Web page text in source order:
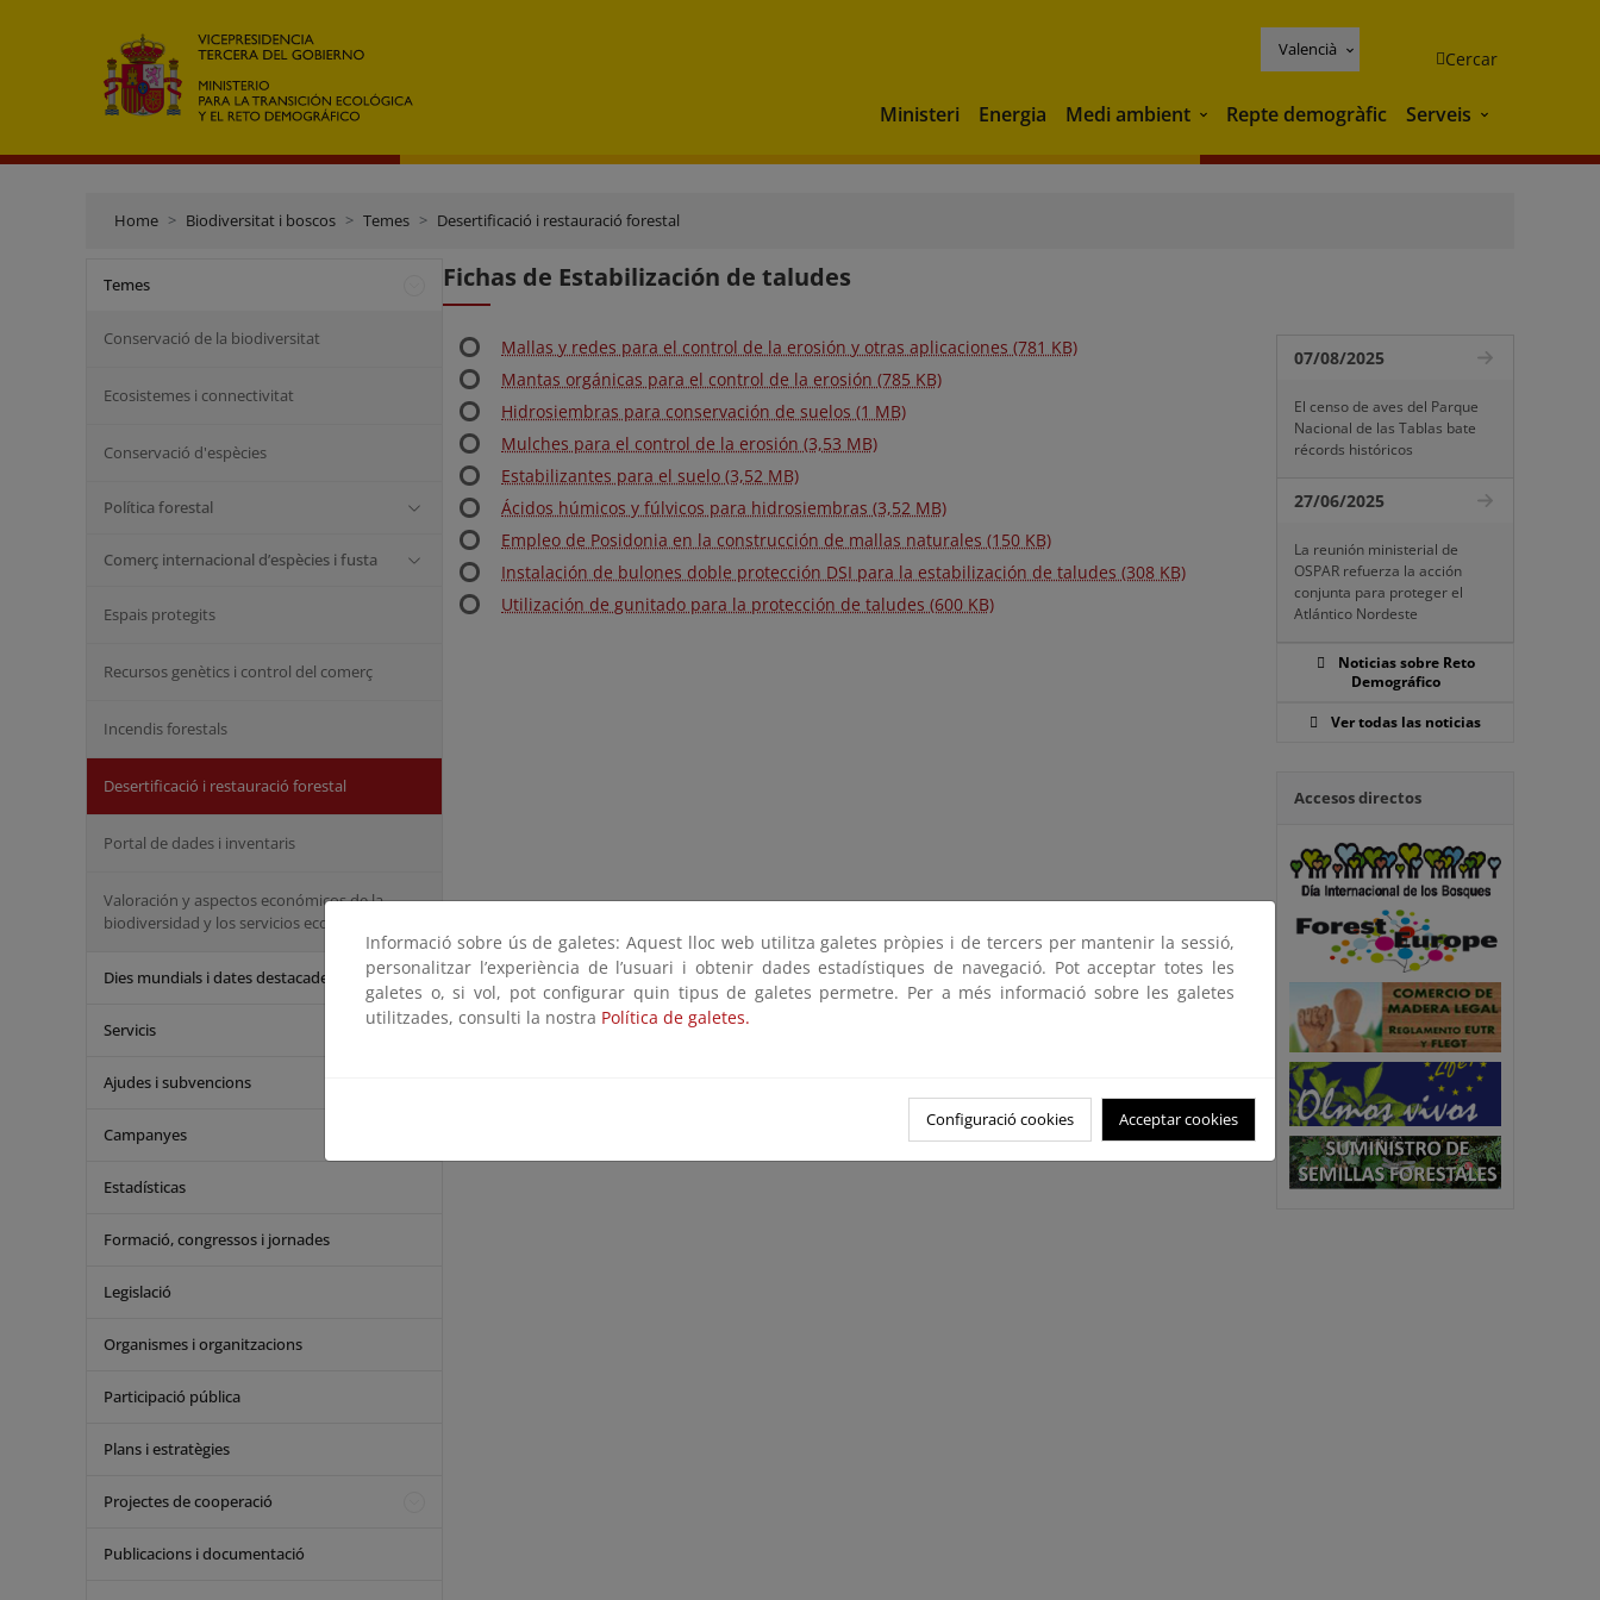
Valencià Cercar
Ministeri Energia Medi ambient Medi ambient
Repte demogràfic Serveis Serveis
Home Biodiversitat i boscos Temes Desertificació i restauració forestal
Temes
Conservació de la biodiversitat
Ecosistemes i connectivitat
Conservació d'espècies
Política forestal
Comerç internacional d’espècies i fusta
Espais protegits
Recursos genètics i control del comerç
Incendis forestals
Desertificació i restauració forestal
Portal de dades i inventaris
Valoración y aspectos económicos de la
biodiversidad y los servicios ecosistémicos
Dies mundials i dates destacades
Servicis
Ajudes i subvencions
Campanyes
Estadísticas
Formació, congressos i jornades
Legislació
Organismes i organitzacions
Participació pública
Plans i estratègies
Projectes de cooperació
Publicacions i documentació
Fichas de Estabilización de taludes
Mallas y redes para el control de la erosión y otras aplicaciones (781 KB)
Mantas orgánicas para el control de la erosión (785 KB)
Hidrosiembras para conservación de suelos (1 MB)
Mulches para el control de la erosión (3,53 MB)
Estabilizantes para el suelo (3,52 MB)
Ácidos húmicos y fúlvicos para hidrosiembras (3,52 MB)
Empleo de Posidonia en la construcción de mallas naturales (150 KB)
Instalación de bulones doble protección DSI para la estabilización de taludes (308 KB)
Utilización de gunitado para la protección de taludes (600 KB)
07/08/2025
El censo de aves del Parque
Nacional de las Tablas bate
récords históricos
27/06/2025
La reunión ministerial de
OSPAR refuerza la acción
conjunta para proteger el
Atlántico Nordeste
Noticias sobre Reto
Demográfico
Ver todas las noticias
Accesos directos
Informació sobre ús de galetes: Aquest lloc web utilitza galetes pròpies i de tercers per mantenir la sessió,
personalitzar l’experiència de l’usuari i obtenir dades estadístiques de navegació. Pot acceptar totes les
galetes o, si vol, pot configurar quin tipus de galetes permetre. Per a més informació sobre les galetes
utilitzades, consulti la nostra Política de galetes.
Configuració cookies Acceptar cookies